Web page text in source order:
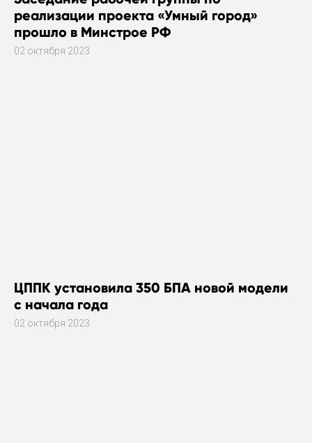
реализации проекта «Умный город»
прошло в Минстрое РФ
02 октября 2023
ЦППК установила 350 БПА новой модели
с начала года
02 октября 2023